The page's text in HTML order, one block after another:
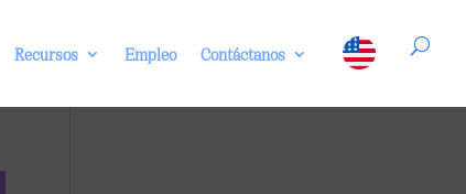
Recursos Empleo Contáctanos